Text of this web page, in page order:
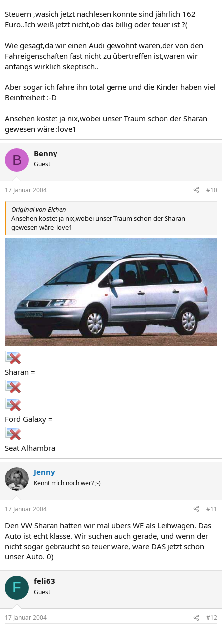
Steuern ,wasich jetzt nachlesen konnte sind jährlich 162
Euro..Ich weiß jetzt nicht,ob das billig oder teuer ist ?(
Wie gesagt,da wir einen Audi gewohnt waren,der von den
Fahreigenschaften fast nicht zu übertreffen ist,waren wir
anfangs wirklich skeptisch..
Aber sogar ich fahre ihn total gerne und die Kinder haben viel
Beinfreiheit :-D
Ansehen kostet ja nix,wobei unser Traum schon der Sharan
gewesen wäre :love1
B Benny
Guest
17 Januar 2004 #10
Original von Elchen
Ansehen kostet ja nix,wobei unser Traum schon der Sharan
gewesen wäre :love1
Sharan =
Ford Galaxy =
Seat Alhambra
Jenny
Kennt mich noch wer? ;-)
17 Januar 2004 #11
Den VW Sharan hatten wir mal übers WE als Leihwagen. Das
Auto ist echt klasse. Wir suchen auch gerade, und wenn der
nicht sogar gebraucht so teuer wäre, wäre DAS jetzt schon
unser Auto. 0)
F feli63
Guest
17 Januar 2004 #12